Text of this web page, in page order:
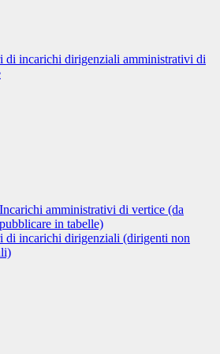
di incarichi dirigenziali amministrativi di
Incarichi amministrativi di vertice (da
pubblicare in tabelle)
di incarichi dirigenziali (dirigenti non